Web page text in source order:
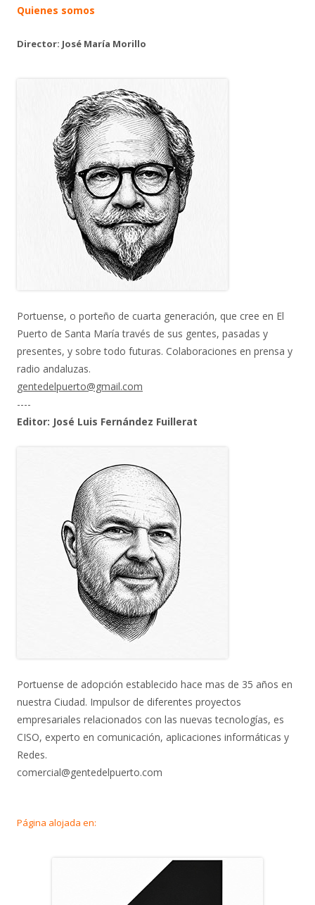
Quienes somos
Director: José María Morillo
Portuense, o porteño de cuarta generación, que cree en El
Puerto de Santa María través de sus gentes, pasadas y
presentes, y sobre todo futuras. Colaboraciones en prensa y
radio andaluzas.
gentedelpuerto@gmail.com
----
Editor: José Luis Fernández Fuillerat
Portuense de adopción establecido hace mas de 35 años en
nuestra Ciudad. Impulsor de diferentes proyectos
empresariales relacionados con las nuevas tecnologías, es
CISO, experto en comunicación, aplicaciones informáticas y
Redes.
comercial@gentedelpuerto.com
Página alojada en: